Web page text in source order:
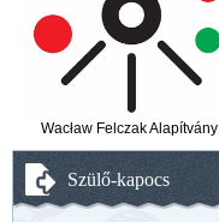
Wacław Felczak Alapítvány
Szülő-kapocs